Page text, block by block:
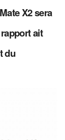
X2 sera
ait
du